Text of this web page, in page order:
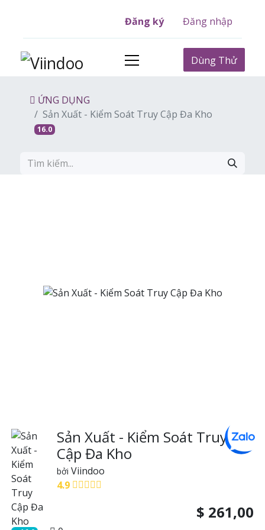
Đăng ký Đăng nhập
Dùng Thử
ỨNG DỤNG
Sản Xuất - Kiểm Soát Truy Cập Đa Kho
16.0
Sản Xuất - Kiểm Soát Truy
Cập Đa Kho
bởi Viindoo
4.9
$ 261,00